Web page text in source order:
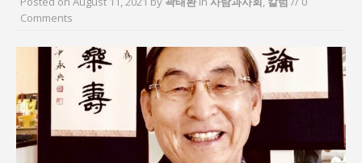
지방의회 공약은 ‘빛 좋은 개살구’인가?
“엄마의 절박함과 ‘실무형 정치인’으로 생활정치 실
김종대, “현대전, 강한 군대도 약해질 수 있다”
이홍원 작가, 생활문화상품 4종 판매
통일 지향 2국가론: 한반도 평화의 새로운 길
Comments